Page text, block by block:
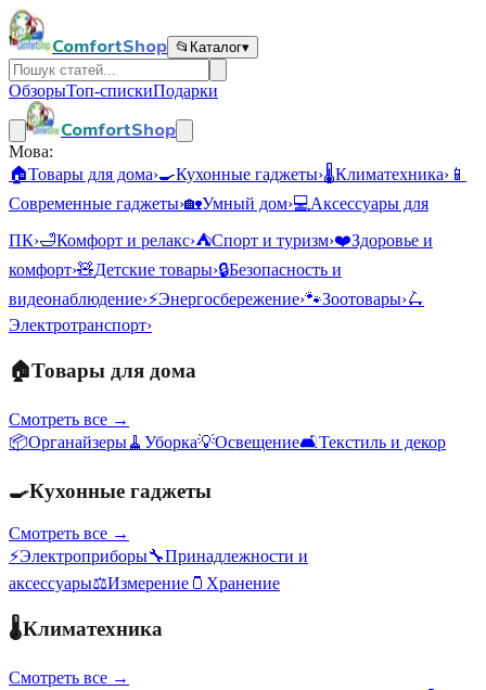
ComfortShop 📂 Каталог▾
ОбзорыТоп-спискиПодарки
ComfortShop
Мова:
🏠Товары для дома›🍳Кухонные гаджеты›🌡️Климатехника› 📱
Современные гаджеты›🏡Умный дом›💻Аксессуары для
ПК›🛁Комфорт и релакс›⛺Спорт и туризм›❤️Здоровье и
комфорт›🧸Детские товары›🔒Безопасность и
видеонаблюдение›⚡Энергосбережение›🐾Зоотовары›🛴
Электротранспорт›
🏠Товары для дома
Смотреть все →
📦Органайзеры🧹 Уборка💡Освещение🛋️Текстиль и декор
🍳Кухонные гаджеты
Смотреть все →
⚡Электроприборы🔧Принадлежности и
аксессуары⚖️Измерение 🫙 Хранение
🌡️Климатехника
Смотреть все →